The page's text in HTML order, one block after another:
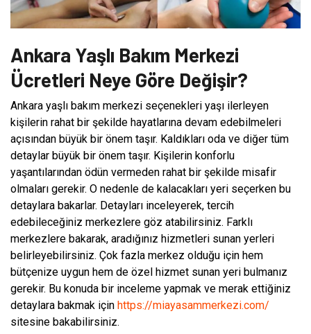
Ankara Yaşlı Bakım Merkezi
Ücretleri Neye Göre Değişir?
Ankara yaşlı bakım merkezi seçenekleri yaşı ilerleyen
kişilerin rahat bir şekilde hayatlarına devam edebilmeleri
açısından büyük bir önem taşır. Kaldıkları oda ve diğer tüm
detaylar büyük bir önem taşır. Kişilerin konforlu
yaşantılarından ödün vermeden rahat bir şekilde misafir
olmaları gerekir. O nedenle de kalacakları yeri seçerken bu
detaylara bakarlar. Detayları inceleyerek, tercih
edebileceğiniz merkezlere göz atabilirsiniz. Farklı
merkezlere bakarak, aradığınız hizmetleri sunan yerleri
belirleyebilirsiniz. Çok fazla merkez olduğu için hem
bütçenize uygun hem de özel hizmet sunan yeri bulmanız
gerekir. Bu konuda bir inceleme yapmak ve merak ettiğiniz
detaylara bakmak için https://miayasammerkezi.com/
sitesine bakabilirsiniz.